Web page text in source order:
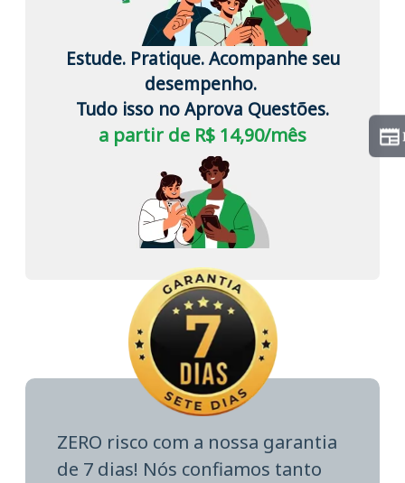
Estude. Pratique. Acompanhe seu
desempenho.
Tudo isso no Aprova Questões.
a partir de R$ 14,90/mês
ZERO risco com a nossa garantia
de 7 dias! Nós confiamos tanto